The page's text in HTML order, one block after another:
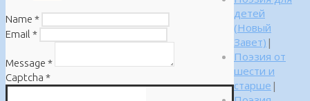
Name *
Email *
Message *
Captcha *
детей
(Новый
Завет) |
Поэзия от
шести и
старше |